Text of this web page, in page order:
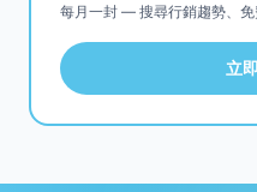
每月一封 — 搜尋行銷趨勢、免
立